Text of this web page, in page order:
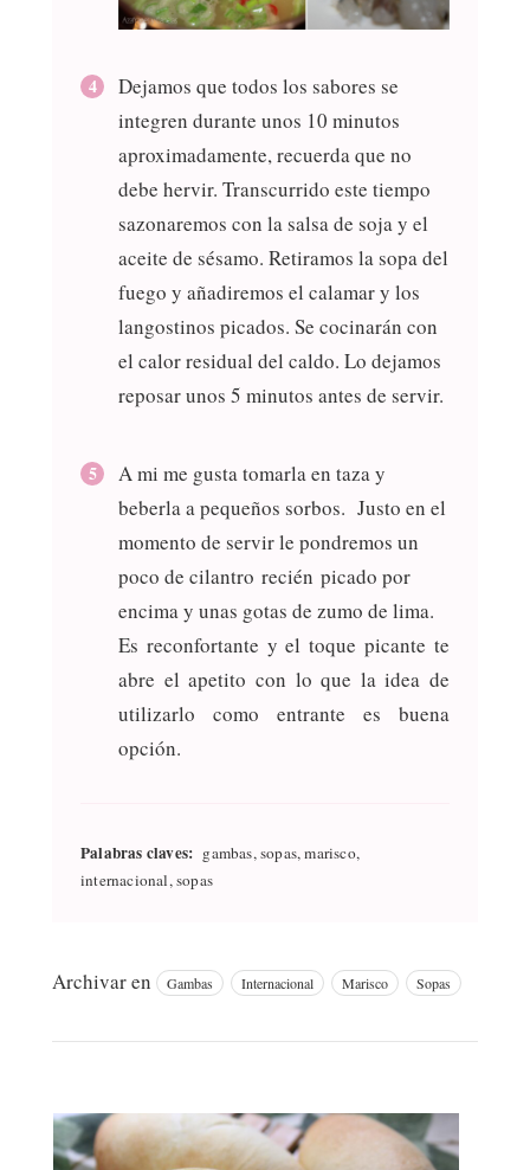
Dejamos que todos los sabores se
integren durante unos 10 minutos
aproximadamente, recuerda que no
debe hervir. Transcurrido este tiempo
sazonaremos con la salsa de soja y el
aceite de sésamo. Retiramos la sopa del
fuego y añadiremos el calamar y los
langostinos picados. Se cocinarán con
el calor residual del caldo. Lo dejamos
reposar unos 5 minutos antes de servir.
A mi me gusta tomarla en taza y
beberla a pequeños sorbos. Justo en el
momento de servir le pondremos un
poco de cilantro recién picado por
encima y unas gotas de zumo de lima.
Es reconfortante y el toque picante te
abre el apetito con lo que la idea de
utilizarlo como entrante es buena
opción.
Palabras claves: gambas, sopas, marisco,
internacional, sopas
Archivar en Gambas Internacional Marisco Sopas